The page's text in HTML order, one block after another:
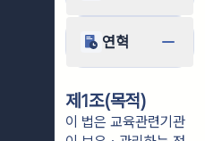
연혁
제1조(목적)
이 법은 교육관련기관